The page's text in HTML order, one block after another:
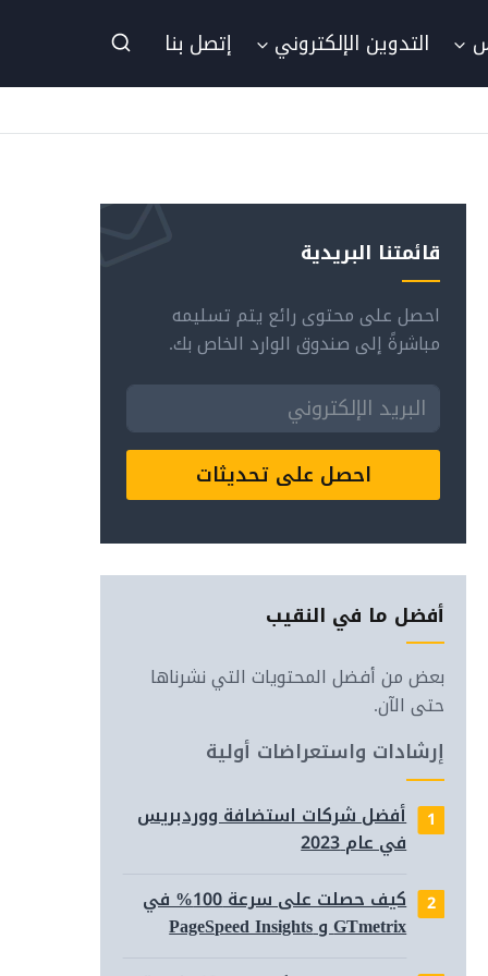
التدوين الإلكتروني إتصل بنا
قائمتنا البريدية
احصل على محتوى رائع يتم تسليمه
مباشرةً إلى صندوق الوارد الخاص بك.
احصل على تحديثات
Alternative:
أفضل ما في النقيب
بعض من أفضل المحتويات التي نشرناها
حتى الآن.
إرشادات واستعراضات أولية
أفضل شركات استضافة ووردبريس
في عام 2023
كيف حصلت على سرعة 100% في
GTmetrix و PageSpeed Insights